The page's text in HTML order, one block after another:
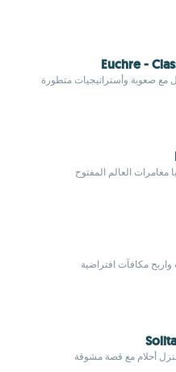
Euchre -
مع صعوبة وأستراتيجيات متطورة
مغامرات العالم المفتوح
واربح مكافآت افتراضية
أحلام مع قصة مشوقة